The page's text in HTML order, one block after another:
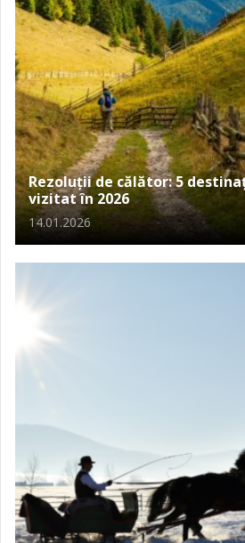
Rezoluții de călător: 5
vizitat în 2026
14.01.2026